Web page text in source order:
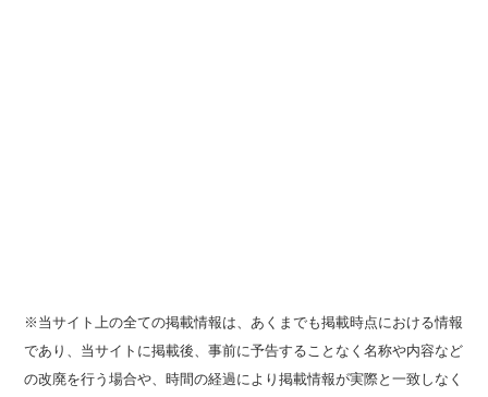
※当サイト上の全ての掲載情報は、あくまでも掲載時点における情報
であり、当サイトに掲載後、事前に予告することなく名称や内容など
の改廃を行う場合や、時間の経過により掲載情報が実際と一致しなく